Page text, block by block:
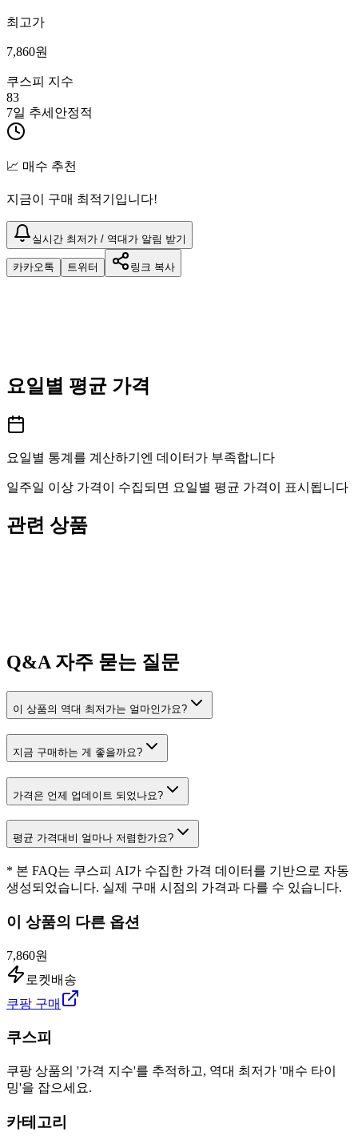
최고가
7,860원
쿠스피 지수
83
7일 추세 안정적
📈 매수 추천
지금이 구매 최적기입니다!
실시간 최저가 / 역대가 알림 받기
카카오톡 트위터 링크 복사
요일별 평균 가격
요일별 통계를 계산하기엔 데이터가 부족합니다
일주일 이상 가격이 수집되면 요일별 평균 가격이 표시됩니다
관련 상품
Q&A자주 묻는 질문
이 상품의 역대 최저가는 얼마인가요?
지금 구매하는 게 좋을까요?
가격은 언제 업데이트 되었나요?
평균 가격대비 얼마나 저렴한가요?
* 본 FAQ는 쿠스피 AI가 수집한 가격 데이터를 기반으로 자동
생성되었습니다. 실제 구매 시점의 가격과 다를 수 있습니다.
이 상품의 다른 옵션
7,860원
로켓배송
쿠팡 구매
쿠스피
쿠팡 상품의 '가격 지수'를 추적하고, 역대 최저가 '매수 타이
밍'을 잡으세요.
카테고리